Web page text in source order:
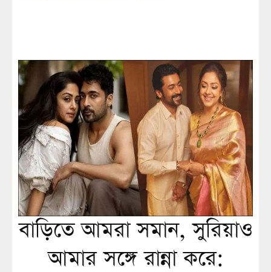
বাড়িতে আমরা সমান, সুরিয়াও
আমার সঙ্গে রান্না করে: